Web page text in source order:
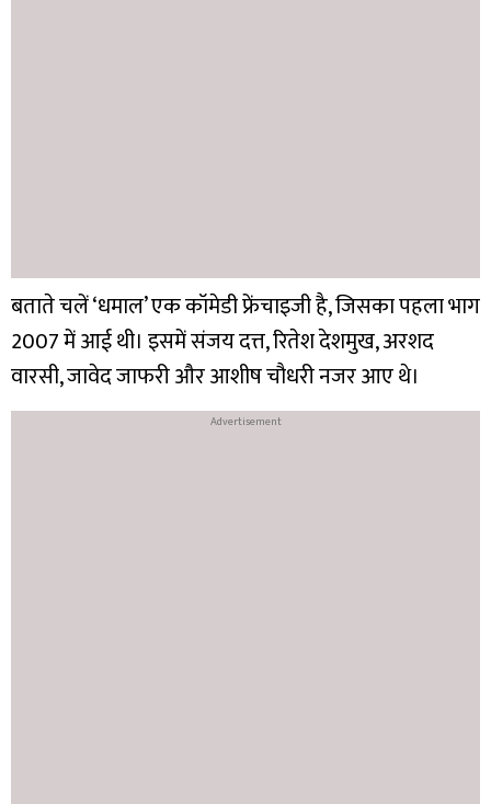
बताते चलें ‘धमाल’ एक कॉमेडी फ्रेंचाइजी है, जिसका पहला भाग
2007 में आई थी। इसमें संजय दत्त, रितेश देशमुख, अरशद
वारसी, जावेद जाफरी और आशीष चौधरी नजर आए थे।